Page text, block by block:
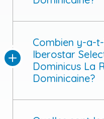
Combien y-a-
Iberostar
Dominicus La
Dominicaine?